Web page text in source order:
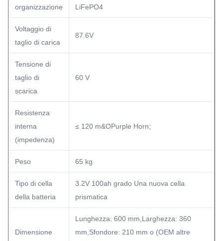
organizzazione LiFePO4
Voltaggio di
taglio di carica
87.6V
Tensione di
taglio di
scarica
60 V
Resistenza
interna
(impedenza)
≤ 120 m&OPurple Horn;
Peso 65 kg
Tipo di cella
della batteria
3.2V 100ah grado Una nuova cella
prismatica
Dimensione
Lunghezza: 600 mm,Larghezza: 360
mm,Sfondore: 210 mm o (OEM altre